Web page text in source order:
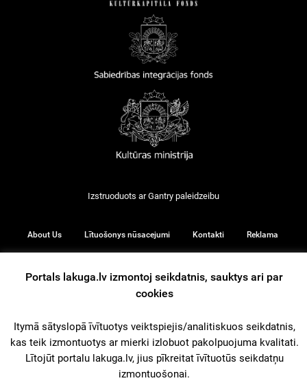
Izstruoduots arGantry paleidzeibu
About Us Lītuošonys nūsacejumi Kontakti Reklama
© 2026
iz augšu
Portals lakuga.lv izmontoj seikdatnis, sauktys ari par
cookies
Itymā sātyslopā īvītuotys veiktspiejis/analitiskuos seikdatnis,
kas teik izmontuotys ar mierki izlobuot pakolpuojuma kvalitati.
Lītojūt portalu lakuga.lv, jius pīkreitat īvītuotūs seikdatņu
izmontuošonai.